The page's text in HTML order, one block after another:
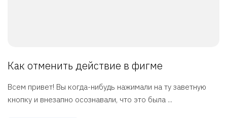
Как отменить действие в фигме
Всем привет! Вы когда-нибудь нажимали на ту заветную
кнопку и внезапно осознавали, что это была ...